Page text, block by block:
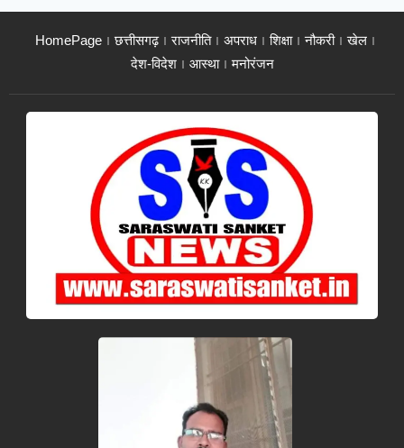
HomePage छत्तीसगढ़ राजनीति अपराध शिक्षा नौकरी
खेल
देश-विदेश
आस्था मनोरंजन